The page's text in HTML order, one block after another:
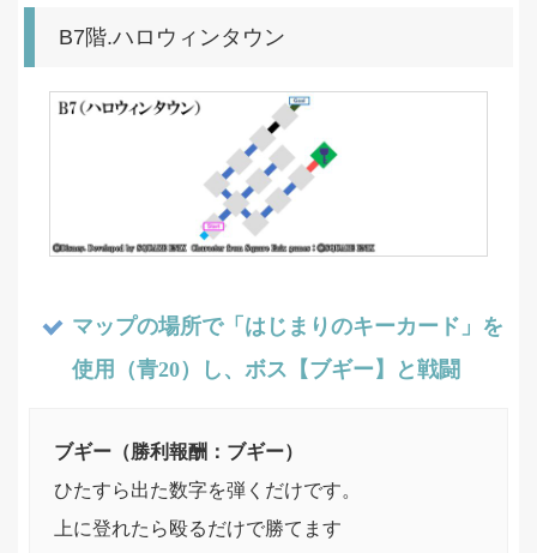
B7階.ハロウィンタウン
マップの場所で「はじまりのキーカード」を
使用（青20）し、ボス【ブギー】と戦闘
ブギー（勝利報酬：ブギー）
ひたすら出た数字を弾くだけです。
上に登れたら殴るだけで勝てます